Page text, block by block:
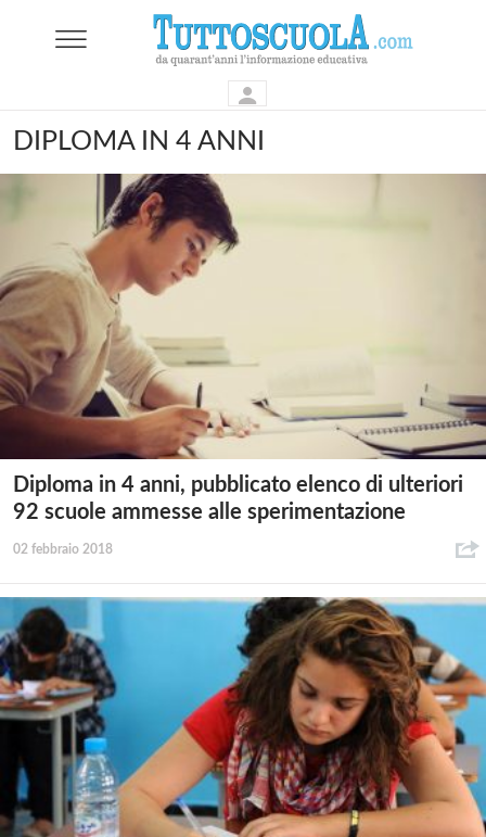
DIPLOMA IN 4 ANNI
Diploma in 4 anni, pubblicato elenco di ulteriori
92 scuole ammesse alle sperimentazione
02 febbraio 2018